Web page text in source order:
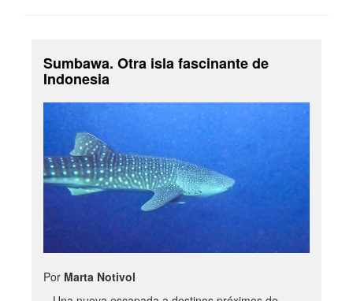
Sumbawa. Otra isla fascinante de
Indonesia
Por Marta Notivol